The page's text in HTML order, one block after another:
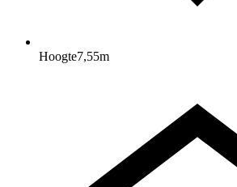
Hoogte7,55m